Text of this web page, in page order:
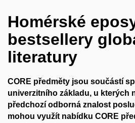
Homérské
bestsellery
literatury
CORE předměty jsou součástí
univerzitního základu, u kterých
předchozí odborná znalost
mohou využít nabídku CORE